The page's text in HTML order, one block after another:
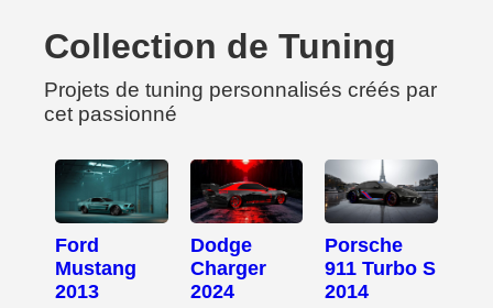
Collection de Tuning
Projets de tuning personnalisés créés par
cet passionné
Ford
Mustang
2013
Dodge
Charger
2024
Porsche
911 Turbo S
2014